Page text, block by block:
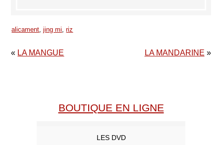
alicament,jing mi,riz
« LA MANGUE LA MANDARINE »
BOUTIQUE EN LIGNE
LES DVD